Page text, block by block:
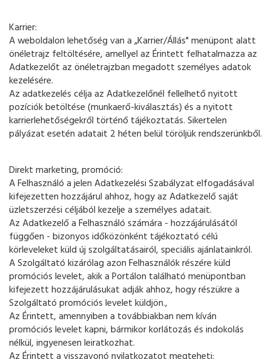
Karrier:
A weboldalon lehetőség van a „Karrier/Állás" menüpont alatt
önéletrajz feltöltésére, amellyel az Érintett felhatalmazza az
Adatkezelőt az önéletrajzban megadott személyes adatok
kezelésére.
Az adatkezelés célja az Adatkezelőnél fellelhető nyitott
pozíciók betöltése (munkaerő-kiválasztás) és a nyitott
karrierlehetőségekről történő tájékoztatás. Sikertelen
pályázat esetén adatait 2 héten belül töröljük rendszerünkből.
Direkt marketing, promóció:
A Felhasználó a jelen Adatkezelési Szabályzat elfogadásával
kifejezetten hozzájárul ahhoz, hogy az Adatkezelő saját
üzletszerzési céljából kezelje a személyes adatait.
Az Adatkezelő a Felhasználó számára - hozzájárulásától
függően - bizonyos időközönként tájékoztató célú
körleveleket küld új szolgáltatásairól, speciális ajánlatainkról.
A Szolgáltató kizárólag azon Felhasználók részére küld
promóciós levelet, akik a Portálon található menüpontban
kifejezett hozzájárulásukat adják ahhoz, hogy részükre a
Szolgáltató promóciós levelet küldjön.,
Az Érintett, amennyiben a továbbiakban nem kíván
promóciós levelet kapni, bármikor korlátozás és indokolás
nélkül, ingyenesen leiratkozhat.